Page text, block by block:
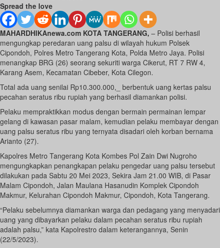
Spread the love
MAHARDHIKAnewa.com KOTA TANGERANG, – Polisi berhasil
mengungkap peredaran uang palsu di wilayah hukum Polsek
Cipondoh, Polres Metro Tangerang Kota, Polda Metro Jaya. Polisi
menangkap BRG (26) seorang sekuriti warga Cikerut, RT 7 RW 4,
Karang Asem, Kecamatan Cibeber, Kota Cilegon.
Total ada uang senilai Rp10.300.000,_ berbentuk uang kertas palsu
pecahan seratus ribu rupiah yang berhasil diamankan polisi.
Pelaku mempraktikkan modus dengan bermain permainan lempar
gelang di kawasan pasar malam, kemudian pelaku membayar dengan
uang palsu seratus ribu yang ternyata disadari oleh korban bernama
Arianto (27).
Kapolres Metro Tangerang Kota Kombes Pol Zain Dwi Nugroho
mengungkapkan penangkapan pelaku pengedar uang palsu tersebut
dilakukan pada Sabtu 20 Mei 2023, Sekira Jam 21.00 WIB, di Pasar
Malam Cipondoh, Jalan Maulana Hasanudin Komplek Cipondoh
Makmur, Kelurahan Cipondoh Makmur, Cipondoh, Kota Tangerang.
“Pelaku sebelumnya diamankan warga dan pedagang yang menyadari
uang yang dibayarkan pelaku dalam pecahan seratus ribu rupiah
adalah palsu,” kata Kapolrestro dalam keterangannya, Senin
(22/5/2023).